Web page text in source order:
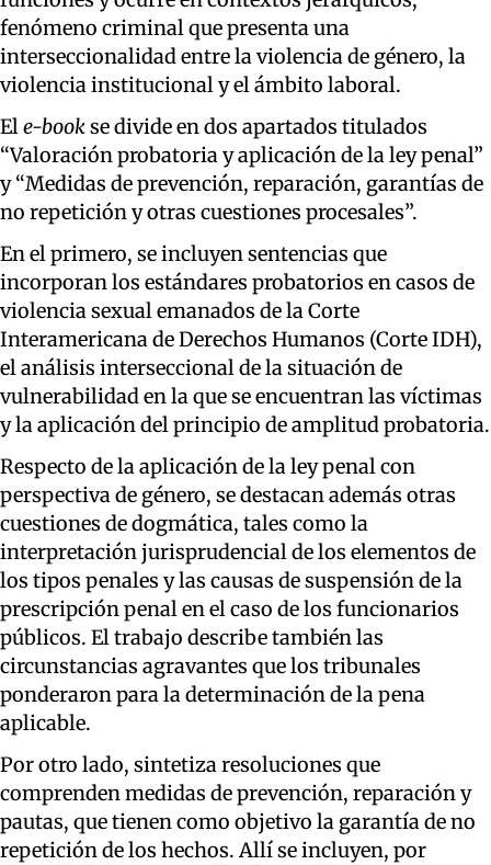
fenómeno criminal que presenta una
interseccionalidad entre la violencia de género, la
violencia institucional y el ámbito laboral.
Ele-bookse divide en dos apartados titulados
“Valoración probatoria y aplicación de la ley penal”
y “Medidas de prevención, reparación, garantías de
no repetición y otras cuestiones procesales”.
En el primero, se incluyen sentencias que
incorporan los estándares probatorios en casos de
violencia sexual emanados de la Corte
Interamericana de Derechos Humanos (Corte IDH),
el análisis interseccional de la situación de
vulnerabilidad en la que se encuentran las víctimas
y la aplicación del principio de amplitud probatoria.
Respecto de la aplicación de la ley penal con
perspectiva de género, se destacan además otras
cuestiones de dogmática, tales como la
interpretación jurisprudencial de los elementos de
los tipos penales y las causas de suspensión de la
prescripción penal en el caso de los funcionarios
públicos. El trabajo describe también las
circunstancias agravantes que los tribunales
ponderaron para la determinación de la pena
aplicable.
Por otro lado, sintetiza resoluciones que
comprenden medidas de prevención, reparación y
pautas, que tienen como objetivo la garantía de no
repetición de los hechos. Allí se incluyen, por